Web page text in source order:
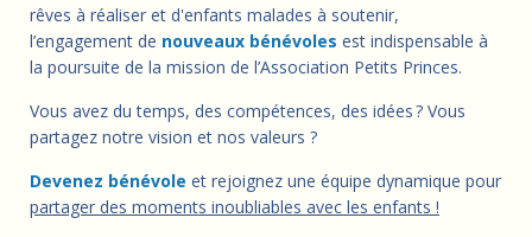
rêves à réaliser et d'enfants malades à soutenir,
l’engagement de nouveaux bénévoles est indispensable à
la poursuite de la mission de l’Association Petits Princes.
Vous avez du temps, des compétences, des idées ? Vous
partagez notre vision et nos valeurs ?
Devenez bénévole et rejoignez une équipe dynamique pour
partager des moments inoubliables avec les enfants !